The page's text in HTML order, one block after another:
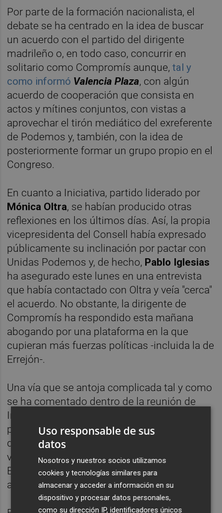
Por parte de la formación nacionalista, el
debate se ha centrado en la idea de buscar
un acuerdo con el partido del dirigente
madrileño o, en todo caso, concurrir en
solitario como Compromís aunque, tal y
como informó Valencia Plaza, con algún
acuerdo de cooperación que consista en
actos y mítines conjuntos, con vistas a
aprovechar el tirón mediático del exreferente
de Podemos y, también, con la idea de
posteriormente formar un grupo propio en el
Congreso.
En cuanto a Iniciativa, partido liderado por
Mónica Oltra, se habían producido otras
reflexiones en los últimos días. Así, la propia
vicepresidenta del Consell había expresado
públicamente su inclinación por pactar con
Unidas Podemos y, de hecho, Pablo Iglesias
ha asegurado este lunes en una entrevista
que había contactado con Oltra y veía "cerca"
el acuerdo. No obstante, la dirigente de
Compromís ha respondido esta mañana
abogando por una plataforma en la que
cupieran más fuerzas políticas -incluida la de
Errejón-.
Una vía que se antoja complicada tal y como
se ha comentado dentro de la reunión de
Iniciativa, según han señalado fuentes del
partido. De hecho, la votación en la cúpula
de esta fuerza política se ha saldado con 18
votos a favor de buscar el acuerdo con
Errejón, tres para Unidas Podemos y dos
abstenciones.
Uso responsable de sus
datos
Nosotros y nuestros socios utilizamos
cookies y tecnologías similares para
almacenar y acceder a información en su
dispositivo y procesar datos personales,
como su dirección IP, identificadores únicos